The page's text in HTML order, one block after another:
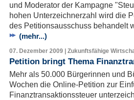
und Moderator der Kampagne
hohen Unterzeichnerzahl wird die
des Petitionsausschuss behandelt
(mehr...)
07. Dezember 2009 | Zukunftsfähige
Petition bringt Thema
Mehr als 50.000 Bürgerinnen und
Wochen die Online-Petition zur
Finanztransaktionssteuer